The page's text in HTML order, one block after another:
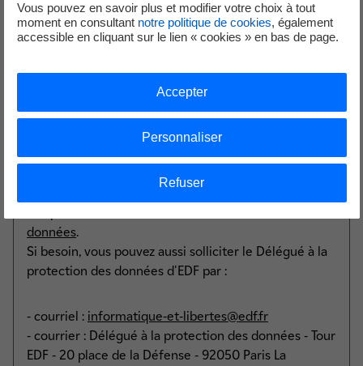
votre consentement dans ce formulaire seront
traitées par EDF pour répondre à votre demande. Ces
clôture de votre contrat. Les données ainsi collectées
ne seront ni cédées, ni échangées ou louées.
Conformément aux textes susvisés, vous disposez
d'un droit d’opposition, d'accès, de rectification, de
suppression, de limitation portant sur les données
données.
Si besoin, vous pouvez aussi solliciter le Délégué à la
protection des données d'EDF par :
- courriel : informatique-et-libertes@edf.fr
- courrier : Délégué à la protection des données - Tour
EDF - 20 place de la Défense - 92050 Paris La
Vous pouvez en savoir plus et modifier votre choix à tout
moment en consultant notre politique de cookies, également
accessible en cliquant sur le lien « cookies » en bas de page.
Refuser
Personnaliser
Accepter